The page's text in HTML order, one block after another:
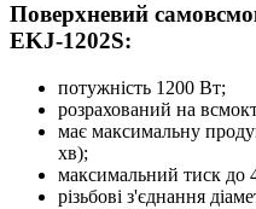
Поверхневий
EKJ-1202S:
потужність 1200 Вт;
розрахований на
має максимальну
хв);
максимальний тиск до
різьбові з'єднання